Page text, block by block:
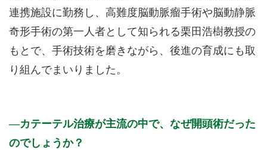
連携施設に勤務し、高難度脳動脈瘤手術や脳動静脈
奇形手術の第一人者として知られる栗田浩樹教授の
もとで、手術技術を磨きながら、後進の育成にも取
り組んでまいりました。
カテーテル治療が主流の中で、なぜ開頭術だった
のでしょうか？